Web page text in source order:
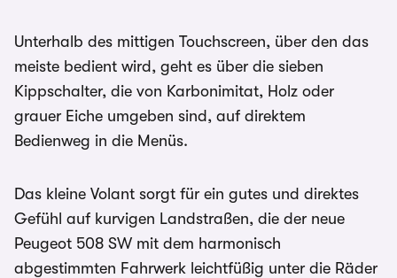
Unterhalb des mittigen Touchscreen, über den das
meiste bedient wird, geht es über die sieben
Kippschalter, die von Karbonimitat, Holz oder
grauer Eiche umgeben sind, auf direktem
Bedienweg in die Menüs.
Das kleine Volant sorgt für ein gutes und direktes
Gefühl auf kurvigen Landstraßen, die der neue
Peugeot 508 SW mit dem harmonisch
abgestimmten Fahrwerk leichtfüßig unter die Räder